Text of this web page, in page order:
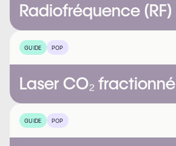
Radiofréquence (RF)
GUIDE POP
Laser CO₂ fractionné
GUIDE POP